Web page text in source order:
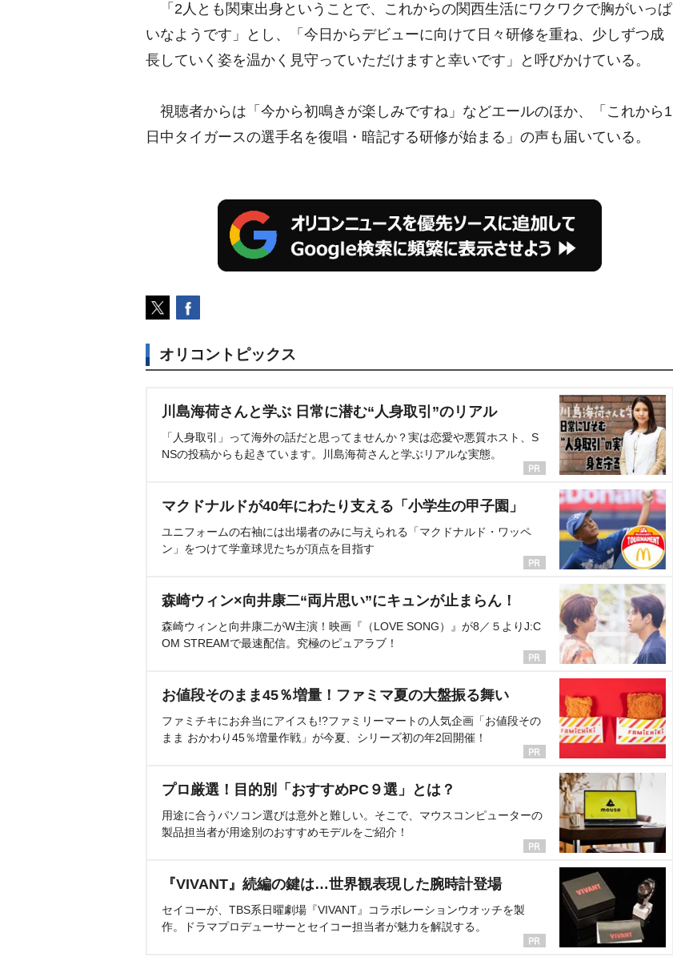
「2人とも関東出身ということで、これからの関西生活にワクワクで胸がいっぱ
いなようです」とし、「今日からデビューに向けて日々研修を重ね、少しずつ成
長していく姿を温かく見守っていただけますと幸いです」と呼びかけている。
視聴者からは「今から初鳴きが楽しみですね」などエールのほか、「これから1
日中タイガースの選手名を復唱・暗記する研修が始まる」の声も届いている。
オリコントピックス
川島海荷さんと学ぶ 日常に潜む“人身取引”のリアル
「人身取引」って海外の話だと思ってませんか？実は恋愛や悪質ホスト、S
NSの投稿からも起きています。川島海荷さんと学ぶリアルな実態。
マクドナルドが40年にわたり支える「小学生の甲子園」
ユニフォームの右袖には出場者のみに与えられる「マクドナルド・ワッペ
ン」をつけて学童球児たちが頂点を目指す
森崎ウィン×向井康二“両片思い”にキュンが止まらん！
森崎ウィンと向井康二がW主演！映画『（LOVE SONG）』が8／５よりJ:C
OM STREAMで最速配信。究極のピュアラブ！
お値段そのまま45％増量！ファミマ夏の大盤振る舞い
ファミチキにお弁当にアイスも!?ファミリーマートの人気企画「お値段その
まま おかわり45％増量作戦」が今夏、シリーズ初の年2回開催！
プロ厳選！目的別「おすすめPC９選」とは？
用途に合うパソコン選びは意外と難しい。そこで、マウスコンピューターの
製品担当者が用途別のおすすめモデルをご紹介！
『VIVANT』続編の鍵は…世界観表現した腕時計登場
セイコーが、TBS系日曜劇場『VIVANT』コラボレーションウオッチを製
作。ドラマプロデューサーとセイコー担当者が魅力を解説する。